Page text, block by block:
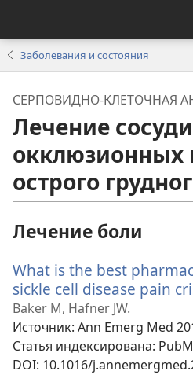
Заболевания и состояния
СЕРПОВИДНО-КЛЕТОЧНАЯ
Лечение
окклюзионных
острого
Лечение боли
What is the best
sickle cell disease pain
Baker M, Hafner JW.
Источник‎: Ann Emerg Med
Статья индексирована‎:
DOI‎: 10.1016/